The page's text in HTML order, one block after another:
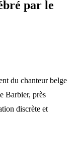
par le
du chanteur belge
Barbier, près
discrète et